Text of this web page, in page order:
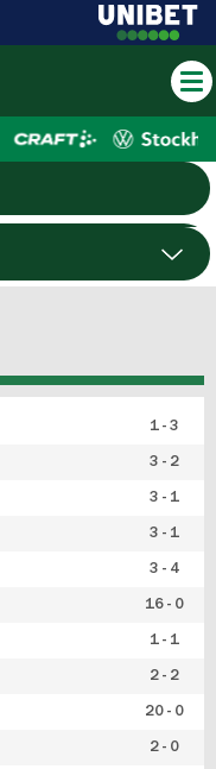
1 - 3
3 - 2
3 - 1
3 - 1
3 - 4
16 - 0
1 - 1
2 - 2
20 - 0
2 - 0